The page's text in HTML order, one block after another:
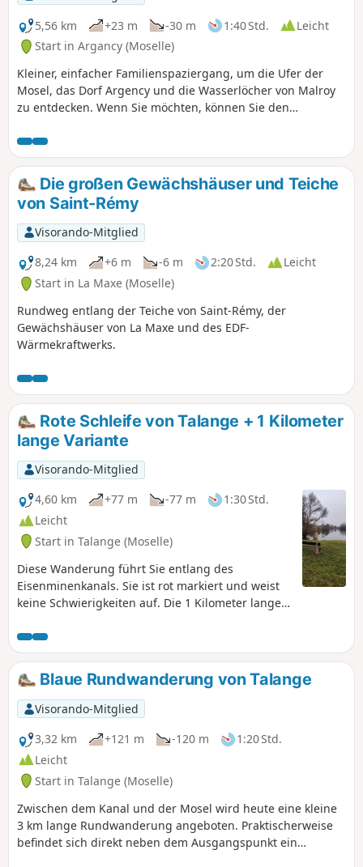
5,56 km
+23 m -30 m 1:40 Std.
Leicht
Start in Argancy (Moselle)
Kleiner, einfacher Familienspaziergang, um die Ufer der
Mosel, das Dorf Argency und die Wasserlöcher von Malroy
zu entdecken. Wenn Sie möchten, können Sie den
Außerdem können Sie Wasservögel wie Enten, Reiher,
Blässhühner usw. beobachten.
Die großen Gewächshäuser und Teiche
von Saint-Rémy
Visorando-Mitglied
8,24 km
+6 m -6 m 2:20 Std.
Leicht
Start in La Maxe (Moselle)
Rundweg entlang der Teiche von Saint-Rémy, der
Gewächshäuser von La Maxe und des EDF-
Wärmekraftwerks.
Rote Schleife von Talange + 1 Kilometer
lange Variante
Visorando-Mitglied
4,60 km
+77 m -77 m
1:30 Std.
Leicht
Start in Talange (Moselle)
Diese Wanderung führt Sie entlang des
Eisenminenkanals. Sie ist rot markiert und weist
keine Schwierigkeiten auf. Die 1 Kilometer lange
und 3, rund um den Teich von Mancourt, und ist
durch zwei Hinweisschilder gekennzeichnet.
Blaue Rundwanderung von Talange
Visorando-Mitglied
3,32 km
+121 m -120 m
1:20 Std.
Leicht
Start in Talange (Moselle)
Zwischen dem Kanal und der Mosel wird heute eine kleine
3 km lange Rundwanderung angeboten. Praktischerweise
befindet sich direkt neben dem Ausgangspunkt ein